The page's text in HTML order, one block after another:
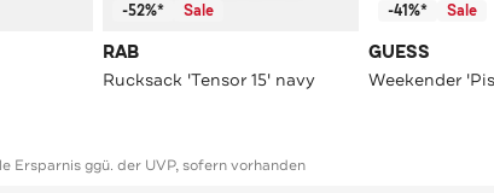
-52%* Sale
RAB
Rucksack 'Tensor 15' navy
-41%* Sale
GUESS
Weekender
Ersparnis ggü. der UVP, sofern vorhanden